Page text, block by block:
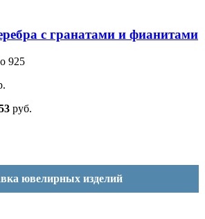
с гранатами и фианитами
925
руб.
ювелирных изделий